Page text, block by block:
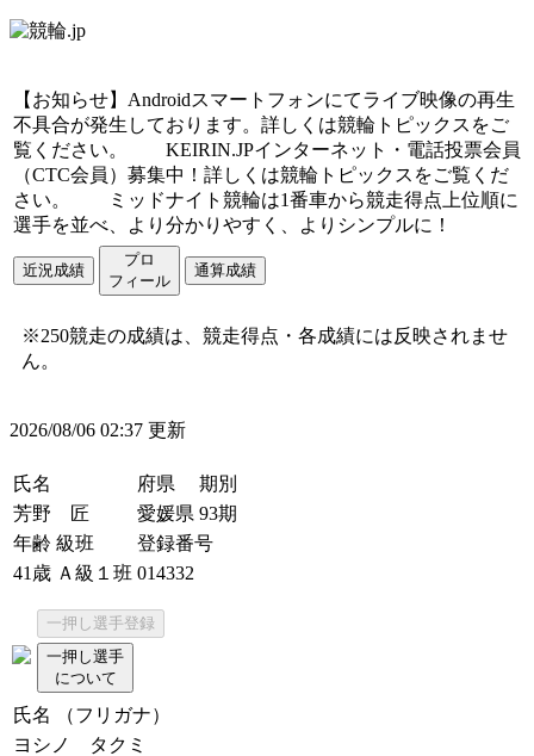
【お知らせ】Androidスマートフォンにてライブ映像の再生
不具合が発生しております。詳しくは競輪トピックスをご
覧ください。 KEIRIN.JPインターネット・電話投票会員
（CTC会員）募集中！詳しくは競輪トピックスをご覧くだ
さい。
ミッドナイト競輪は1番車から競走得点上位順に
選手を並べ、より分かりやすく、よりシンプルに！
近況成績
プロ
フィール
通算成績
※250競走の成績は、競走得点・各成績には反映されませ
ん。
2026/08/06 02:37 更新
氏名 府県
期別
芳野 匠
愛媛県 93期
年齢 級班
登録番号
41歳 Ａ級１班 014332
一押し選手登録
一押し選手
について
氏名 （フリガナ）
ヨシノ タクミ